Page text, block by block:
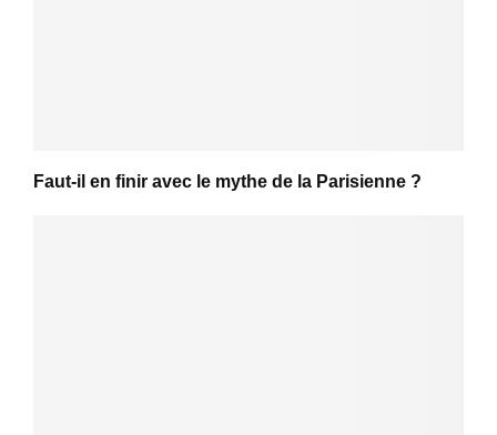
Faut-il en finir avec le mythe de la Parisienne ?